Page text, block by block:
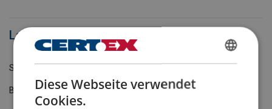
Lastaufnahmemittel
Sie sind auf der Suche nach einem Lastaufnahmemittel?
Bei CERTEX finden Sie Lastaufnahmemittel aller Art wie z. B.
GERMAN
ENGLISH TRANSLATION
Diese Webseite verwendet
Cookies.